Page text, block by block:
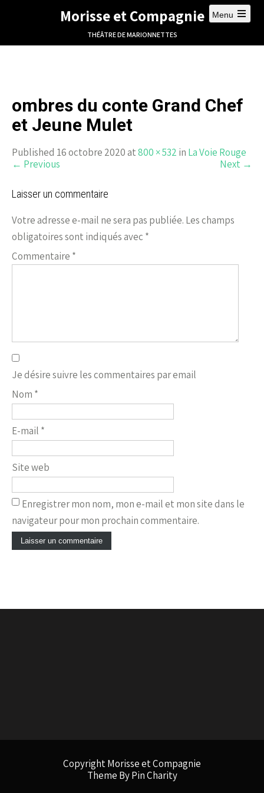
Morisse et Compagnie
THÉÂTRE DE MARIONNETTES
Menu
ombres du conte Grand Chef
et Jeune Mulet
Published 16 octobre 2020 at800 × 532 in La Voie Rouge
← Previous Next →
Laisser un commentaire
Votre adresse e-mail ne sera pas publiée. Les champs
obligatoires sont indiqués avec *
Commentaire *
Je désire suivre les commentaires par email
Nom *
E-mail *
Site web
Enregistrer mon nom, mon e-mail et mon site dans le
navigateur pour mon prochain commentaire.
Copyright Morisse et Compagnie
Theme By Pin Charity